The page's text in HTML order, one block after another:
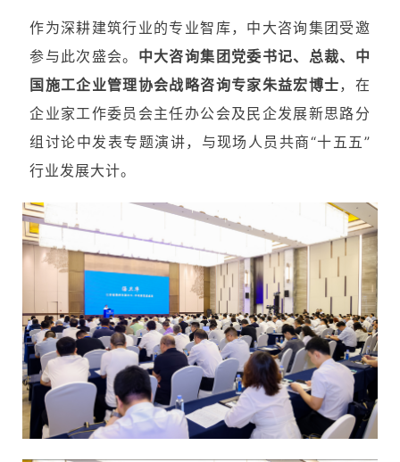
作为深耕建筑行业的专业智库，中大咨询集团受邀
参与此次盛会。 中大咨询集团党委书记、总裁、中
国施工企业管理协会战略咨询专家朱益宏博士，在
企业家工作委员会主任办公会及民企发展新思路分
组讨论中发表专题演讲，与现场人员共商“十五五”
行业发展大计。